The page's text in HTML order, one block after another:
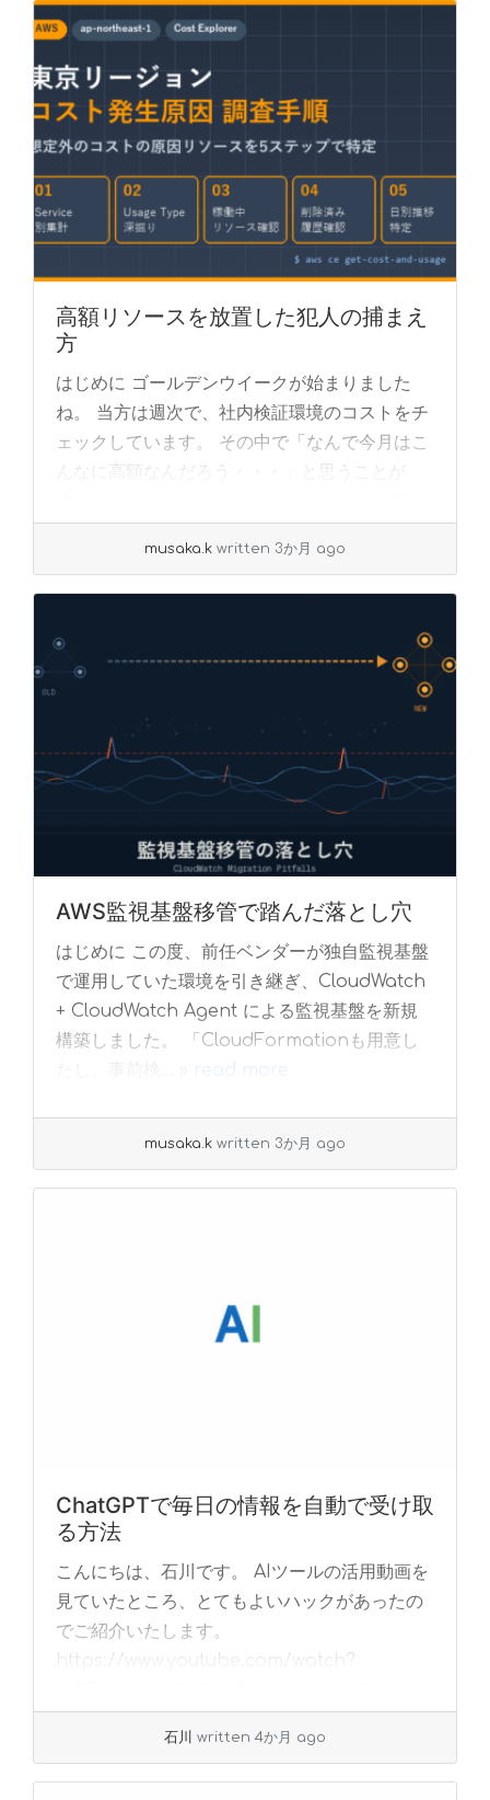
高額リソースを放置した犯人の捕まえ
方
はじめに ゴールデンウイークが始まりました
ね。 当方は週次で、社内検証環境のコストをチ
ェックしています。 その中で「なんで今月はこ
んなに高額なんだろう・・・」と思うことが
musaka.k written 3か月 ago
AWS監視基盤移管で踏んだ落とし穴
はじめに この度、前任ベンダーが独自監視基盤
で運用していた環境を引き継ぎ、CloudWatch
+ CloudWatch Agent による監視基盤を新規
構築しました。 「CloudFormationも用意し
read more
musaka.k written 3か月 ago
ChatGPTで毎日の情報を自動で受け取
る方法
こんにちは、石川です。 AIツールの活用動画を
見ていたところ、とてもよいハックがあったの
でご紹介いたします。
https://www.youtube.com/watch?
石川 written 4か月 ago